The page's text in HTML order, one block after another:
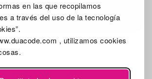
en las que recopilamos
a través del uso de la tecnología
, utilizamos cookies
Linkedin Google Mybusiness